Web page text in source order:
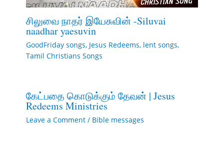
சிலுவை நாதர் இயேசுவின் -Siluvai
naadhar yaesuvin
GoodFriday songs, Jesus Redeems, lent songs,
Tamil Christians Songs
கேட்பதை கொடுக்கும் தேவன் | Jesus
Redeems Ministries
Leave a Comment / Bible messages